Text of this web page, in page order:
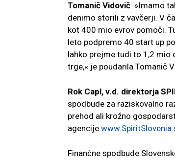
Tomanič Vidovič. »Imamo
denimo storili z vavčerji. V
kot 400 mio evrov pomoči.
leto podpremo 40 start up
lahko prejme tudi to 1,2 mio
trge,« je poudarila Tomanič
Rok Capl, v.d. direktorja
spodbude za raziskovalno
prehod ali krožno
agencije
Finančne spodbude